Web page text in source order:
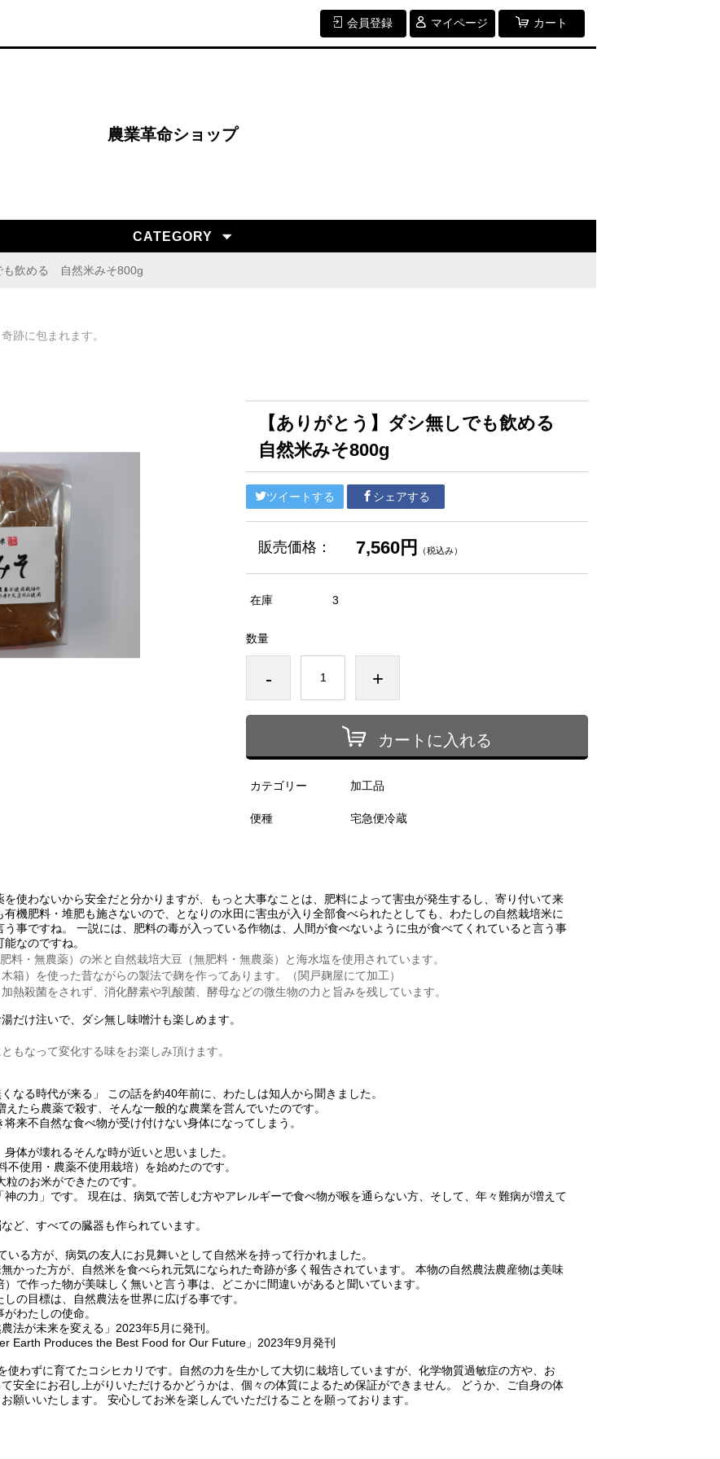
農業革命ショップ
会員登録 マイページ カート
CATEGORY
も飲める 自然米みそ800g
跡に包まれます。
【ありがとう】ダシ無しでも飲める
自然米みそ800g
ツイートする シェアする
販売価格： 7,560円 （税込み）
在庫 3
数量
- +
カートに入れる
カテゴリー 加工品
便種 宅急便冷蔵
使わないから安全だと分かりますが、もっと大事なことは、肥料によって害虫が発生するし、寄り付いて来
機肥料・堆肥も施さないので、となりの水田に害虫が入り全部食べられたとしても、わたしの自然栽培米に
事ですね。 一説には、肥料の毒が入っている作物は、人間が食べないように虫が食べてくれていると言う事
なのですね。
料・無農薬）の米と自然栽培大豆（無肥料・無農薬）と海水塩を使用されています。
箱）を使った昔ながらの製法で麹を作ってあります。（関戸麹屋にて加工）
熱殺菌をされず、消化酵素や乳酸菌、酵母などの微生物の力と旨みを残しています。
だけ注いで、ダシ無し味噌汁も楽しめます。
もなって変化する味をお楽しみ頂けます。
なる時代が来る」 この話を約40年前に、わたしは知人から聞きました。
たら農薬で殺す、そんな一般的な農業を営んでいたのです。
来不自然な食べ物が受け付けない身体になってしまう。
体が壊れるそんな時が近いと思いました。
使用・農薬不使用栽培）を始めたのです。
のお米ができたのです。
の力」です。 現在は、病気で苦しむ方やアレルギーで食べ物が喉を通らない方、そして、年々難病が増えて
ど、すべての臓器も作られています。
いる方が、病気の友人にお見舞いとして自然米を持って行かれました。
かった方が、自然米を食べられ元気になられた奇跡が多く報告されています。 本物の自然農法農産物は美味
で作った物が美味しく無いと言う事は、どこかに間違いがあると聞いています。
の目標は、自然農法を世界に広げる事です。
わたしの使命。
法が未来を変える」2023年5月に発刊。
Earth Produces the Best Food for Our Future」2023年9月発刊
使わずに育てたコシヒカリです。自然の力を生かして大切に栽培していますが、化学物質過敏症の方や、お
安全にお召し上がりいただけるかどうかは、個々の体質によるため保証ができません。 どうか、ご自身の体
願いいたします。 安心してお米を楽しんでいただけることを願っております。